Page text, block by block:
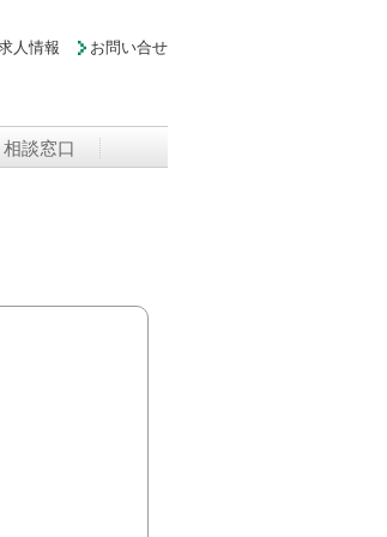
人情報 お問い合せ
相談窓口